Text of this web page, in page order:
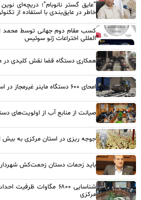
“عایق گستر نانوبام”؛ دریچه‌ای
خاطر در عایق‌بندی با استفاده از
کسب مقام دوم جهانی توسط محمد
المللی اختراعات ژنو سوئیس
همکاری دستگاه قضا نقش کلیدی در
امحای ۶۰۰ دستگاه ماینر غیرمجاز در استان مرکزی
صیانت از منابع آب از اولویت‌های
جوجه ریزی در استان مرکزی به بیش از ۶ میلیون قطعه
باید زحمات دستان زحمت‌کش
شناسایی ۶۸۰۰ مگاوات
مرکزی